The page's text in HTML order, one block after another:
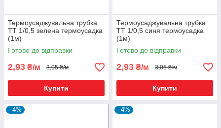
Термоусаджувальна трубка
ТТ 1/0,5 зелена термоусадка
(1м)
Готово до відправки
2,93 ₴/м 3,05 ₴/м
Купити
Термоусаджувальна трубка
ТТ 1/0,5 синя термоусадка
(1м)
Готово до відправки
2,93 ₴/м 3,05 ₴/м
Купити
–4% –4%